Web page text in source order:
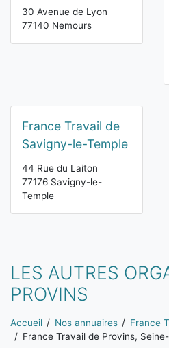
30 Avenue de Lyon
77140 Nemours
France Travail de
Savigny-le-Temple
44 Rue du Laiton
77176 Savigny-le-
Temple
LES AUTRES
PROVINS
Vous êtes ici:
Accueil Nos annuaires France
France Travail de Provins,